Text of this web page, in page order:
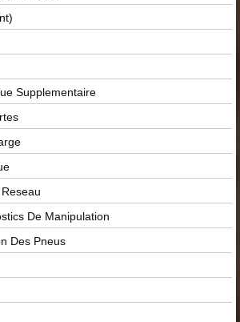
Supplementaire
De Manipulation
Des Pneus